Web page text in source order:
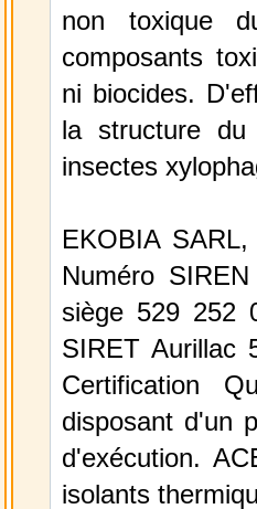
non toxique
composants
ni biocides.
la structure du
insectes
EKOBIA
Numéro
siège 529 252
SIRET Aurillac
Certification
disposant d'un
d'exécution.
isolants